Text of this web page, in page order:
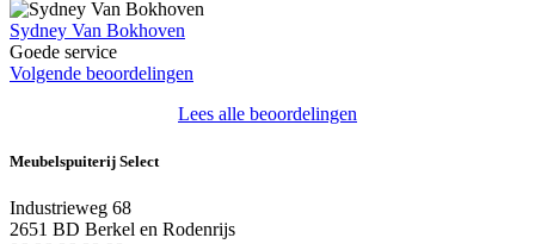
Sydney Van Bokhoven
Goede service
Volgende beoordelingen
Lees alle beoordelingen
Meubelspuiterij Select
Industrieweg 68
2651 BD Berkel en Rodenrijs